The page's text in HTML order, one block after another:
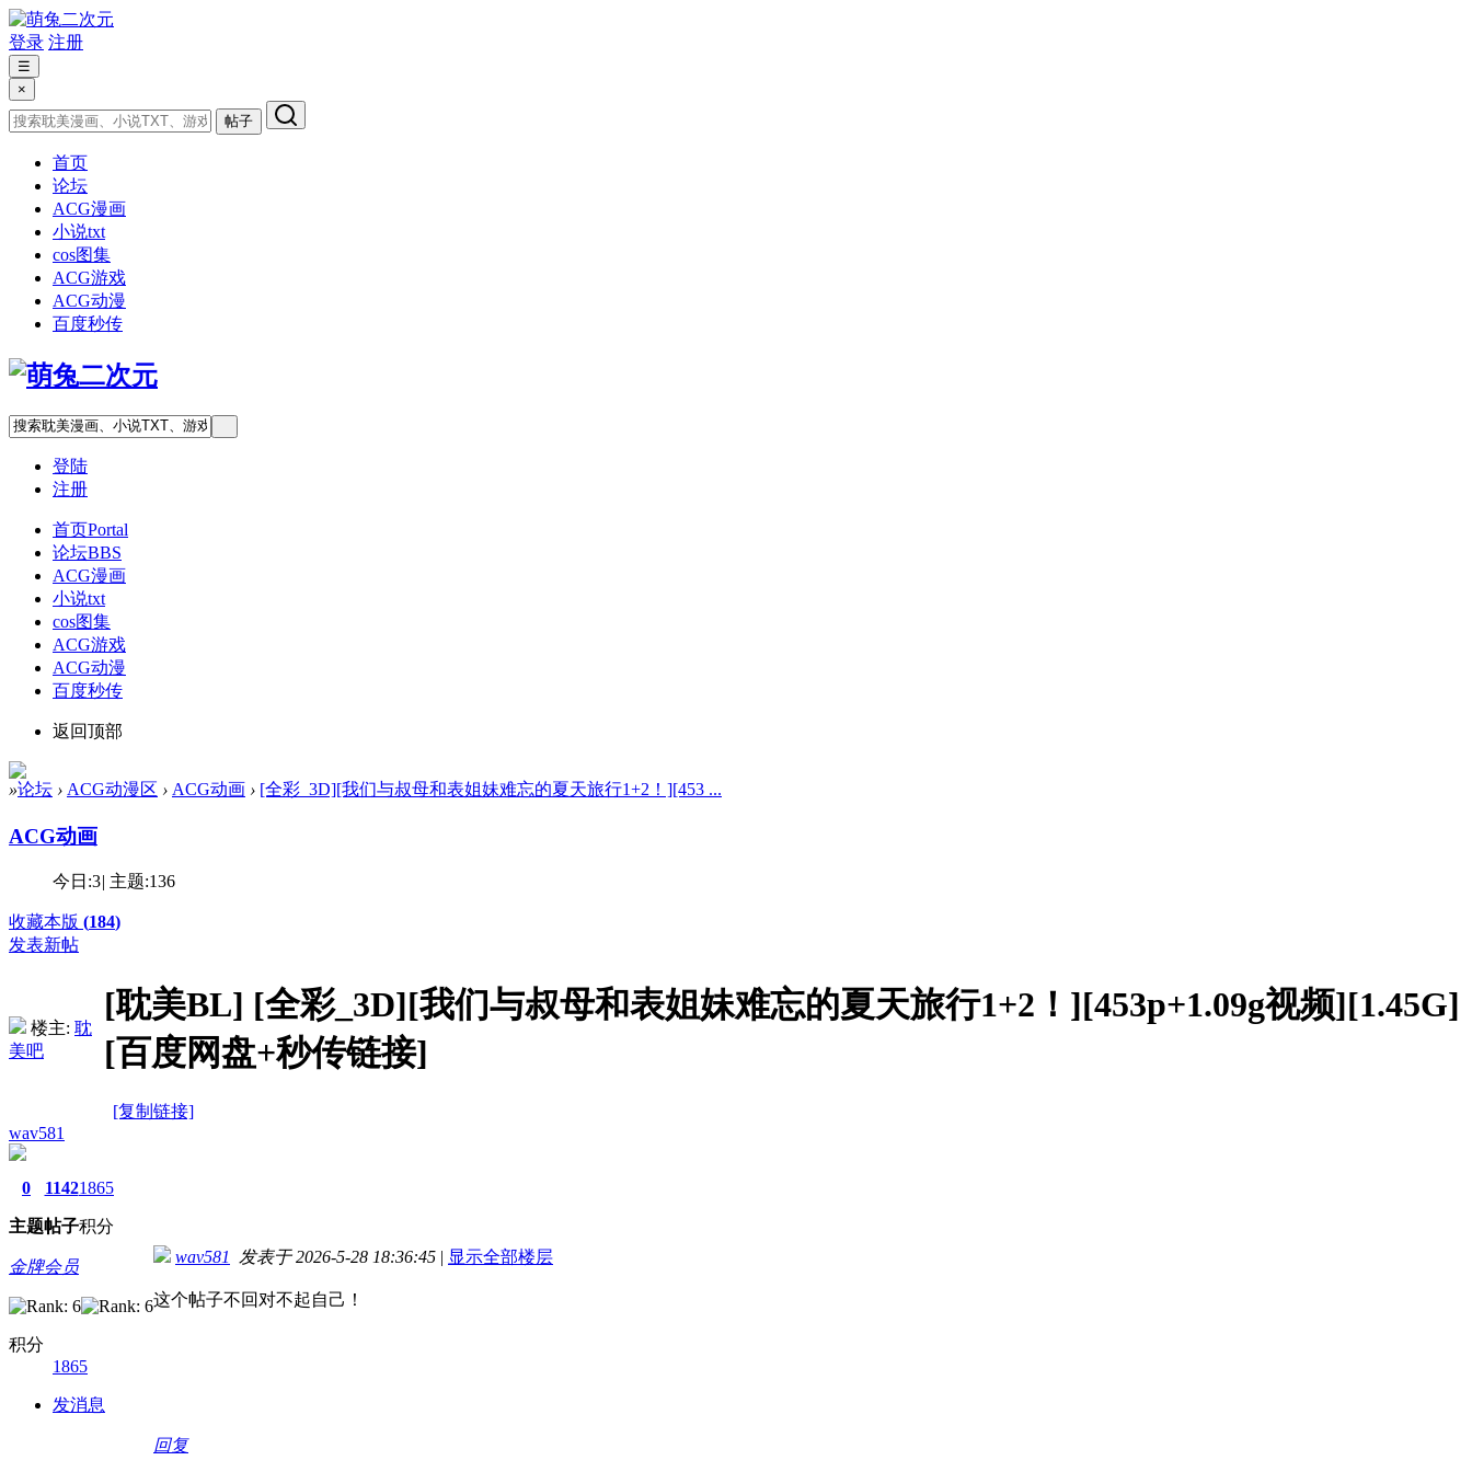
登录 注册
☰
×
帖子
首页
论坛
ACG漫画
小说txt
cos图集
ACG游戏
ACG动漫
百度秒传
登陆
注册
首页Portal
论坛BBS
ACG漫画
小说txt
cos图集
ACG游戏
ACG动漫
百度秒传
返回顶部
»论坛 › ACG动漫区 › ACG动画 › [全彩_3D][我们与叔母和表姐妹难忘的夏天旅行1+2！][453 ...
ACG动画
今日:3| 主题:136
收藏本版 (184)
发表新帖
楼主: 耽
美吧
[耽美BL] [全彩_3D][我们与叔母和表姐妹难忘的夏天旅行1+2！][453p+1.09g视频][1.45G]
[百度网盘+秒传链接]
[复制链接]
wav581
0
主题
1142
帖子
1865
积分
金牌会员
积分
1865
发消息
wav581 发表于 2026-5-28 18:36:45 | 显示全部楼层
这个帖子不回对不起自己！
回复